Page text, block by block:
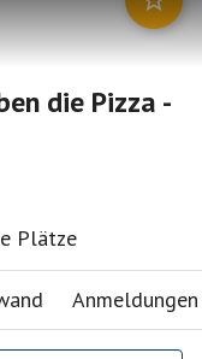
die Pizza -
Plätze
Anmeldungen